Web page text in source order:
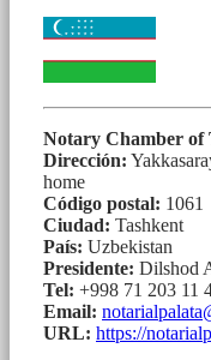
Notary Chamber of
Dirección:
home
Código postal: 1061
Ciudad: Tashkent
País: Uzbekistan
Presidente: Dilshod
Tel: +998 71 203 11
Email:
URL: https://